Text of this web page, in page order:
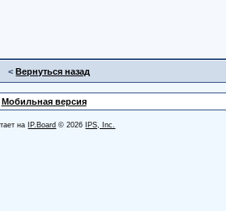
<Вернуться назад
Мобильная версия
на IP.Board © 2026 IPS, Inc.